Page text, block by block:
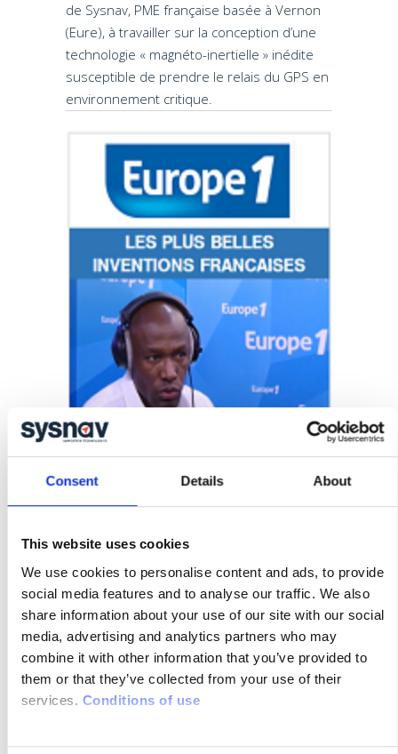
Consent Details About
This website uses cookies
We use cookies to personalise content and ads, to provide
social media features and to analyse our traffic. We also
share information about your use of our site with our social
media, advertising and analytics partners who may
combine it with other information that you’ve provided to
them or that they’ve collected from your use of their
services. Conditions of use
de Sysnav, PME française basée à Vernon
(Eure), à travailler sur la conception d’une
technologie « magnéto-inertielle » inédite
susceptible de prendre le relais du GPS en
environnement critique.
30/10/2015
françaises “Sysnav et la géolocalisation
sans GPS”
MADE IN FRANCE : Europe 1 est parti à la
recherche des plus belles innovations
françaises. Certaines innovations changent
vraiment la donne. A ce titre, le futur de la
géolocalisation semble être actuellement
développé par Sysnav, à Vernon, juste à